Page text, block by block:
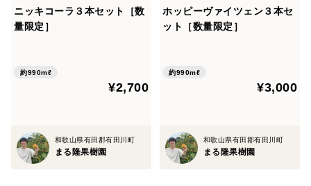
ニッキコーラ３本セット［数
量限定］
約990mℓ
¥2,700
和歌山県有田郡有田川町
まる隆果樹園
ホッピーヴァイツェン３本セ
ット［数量限定］
約990mℓ
¥3,000
和歌山県有田郡有田川町
まる隆果樹園